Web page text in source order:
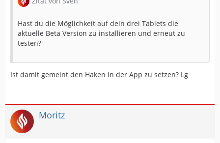
klappt auch. Bloß irgendwann scheint da nichts mehr
zu aktualisieren, und ich weiß aktuell nicht wieso.
Hast du die Möglichkeit auf dein drei Tablets die
aktuelle Beta Version zu installieren und erneut zu
testen?
Ist damit gemeint den Haken in der App zu setzen? Lg
Moritz